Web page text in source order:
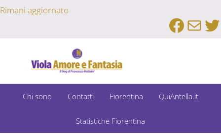
Passa al contenuto principale
Skip to after header navigation
Skip to site footer
Rimani aggiornato
Viola Amore e Fantasia
Chi sono Contatti Fiorentina QuiAntella.it
Statistiche Fiorentina